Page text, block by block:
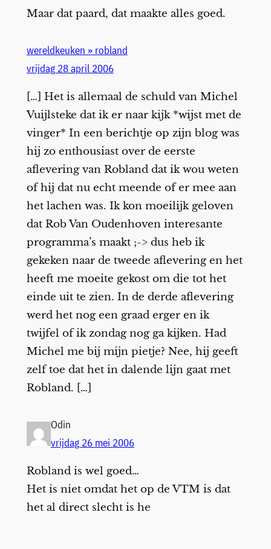
Maar dat paard, dat maakte alles goed.
wereldkeuken » robland
vrijdag 28 april 2006
[…] Het is allemaal de schuld van Michel
Vuijlsteke dat ik er naar kijk *wijst met de
vinger* In een berichtje op zijn blog was
hij zo enthousiast over de eerste
aflevering van Robland dat ik wou weten
of hij dat nu echt meende of er mee aan
het lachen was. Ik kon moeilijk geloven
dat Rob Van Oudenhoven interesante
programma’s maakt ;-> dus heb ik
gekeken naar de tweede aflevering en het
heeft me moeite gekost om die tot het
einde uit te zien. In de derde aflevering
werd het nog een graad erger en ik
twijfel of ik zondag nog ga kijken. Had
Michel me bij mijn pietje? Nee, hij geeft
zelf toe dat het in dalende lijn gaat met
Robland. […]
Odin
vrijdag 26 mei 2006
Robland is wel goed…
Het is niet omdat het op de VTM is dat
het al direct slecht is he